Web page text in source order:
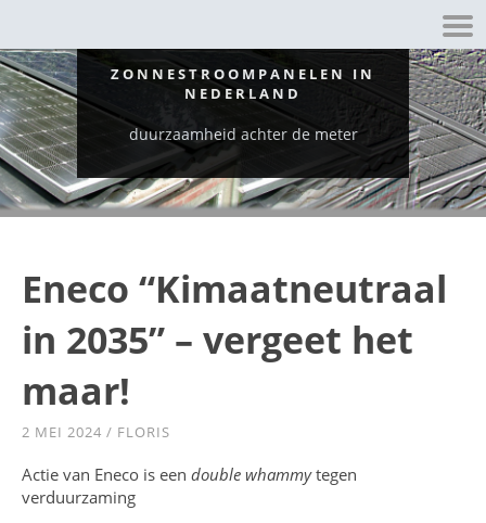
ZONNESTROOMPANELEN IN
NEDERLAND
duurzaamheid achter de meter
Eneco “Kimaatneutraal
in 2035” – vergeet het
maar!
2 MEI 2024 / FLORIS
Actie van Eneco is een double whammytegen
verduurzaming